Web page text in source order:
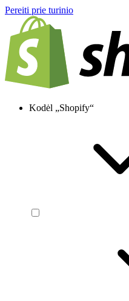
Pereiti prie turinio
Kodėl „Shopify“